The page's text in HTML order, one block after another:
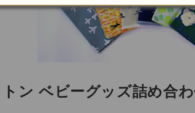
ン ベビーグッズ詰め合わ